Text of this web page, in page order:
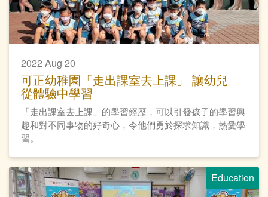
2022 Aug 20
可正幼稚園「走出課室去上課」 讓幼兒
從體驗中學習
「走出課室去上課」的學習經歷，可以引發孩子的學習興
趣和對不同事物的好奇心，令他們勇於探求知識，熱愛學
習。
Education